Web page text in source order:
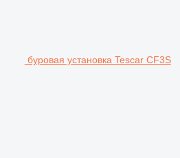
буровая установка Tescar CF3S